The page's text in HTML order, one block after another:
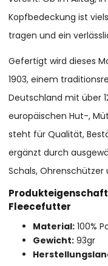
Kopfbedeckung ist
tragen und ein
Gefertigt wird dieses
1903, einem
Deutschland mit über
europäischen Hut-,
steht für Qualität,
ergänzt durch
Schals, Ohrenschützer
Fleecefutter
Material: 100%
Gewicht: 93gr